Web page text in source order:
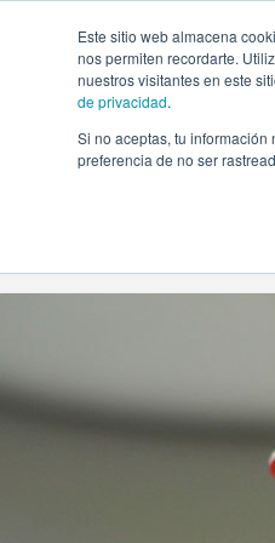
Este sitio web almacena
nos permiten recordarte.
nuestros visitantes en este
de privacidad.
Si no aceptas, tu
preferencia de no ser
diversion primer cumpleaños